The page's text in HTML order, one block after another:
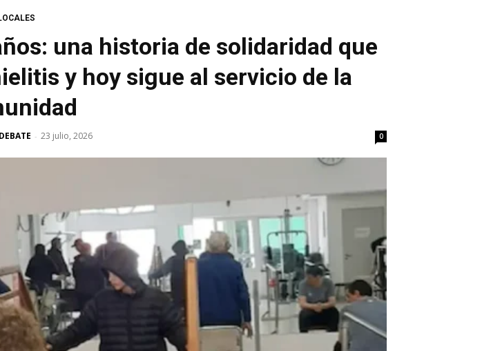
una historia de solidaridad que
y hoy sigue al servicio de la
- 23 julio, 2026 0